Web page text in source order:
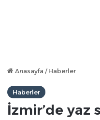
Anasayfa / Haberler
Haberler
İzmir’de yaz